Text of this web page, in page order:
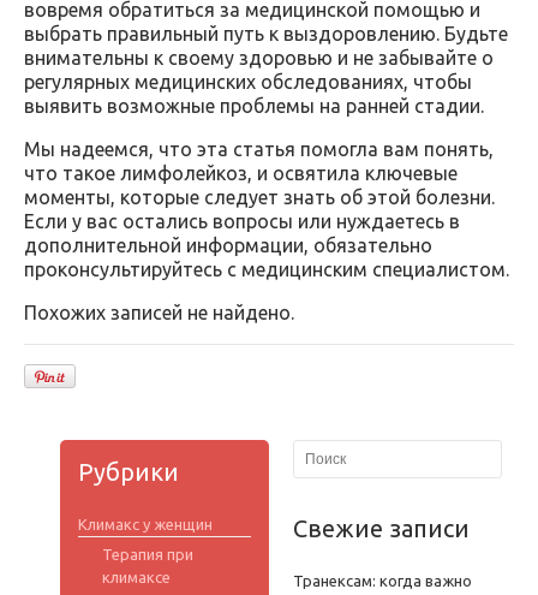
вовремя обратиться за медицинской помощью и
выбрать правильный путь к выздоровлению. Будьте
внимательны к своему здоровью и не забывайте о
регулярных медицинских обследованиях, чтобы
выявить возможные проблемы на ранней стадии.
Мы надеемся, что эта статья помогла вам понять,
что такое лимфолейкоз, и освятила ключевые
моменты, которые следует знать об этой болезни.
Если у вас остались вопросы или нуждаетесь в
дополнительной информации, обязательно
проконсультируйтесь с медицинским специалистом.
Похожих записей не найдено.
Рубрики
Климакс у женщин
Терапия при
климаксе
Свежие записи
Транексам: когда важно